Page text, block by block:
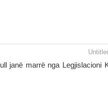
janë marrë nga Legjislacioni